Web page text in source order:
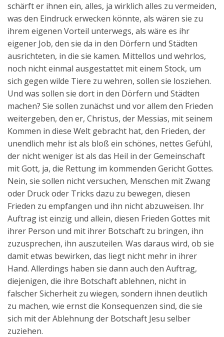
schärft er ihnen ein, alles, ja wirklich alles zu vermeiden,
was den Eindruck erwecken könnte, als wären sie zu
ihrem eigenen Vorteil unterwegs, als wäre es ihr
eigener Job, den sie da in den Dörfern und Städten
ausrichteten, in die sie kamen. Mittellos und wehrlos,
noch nicht einmal ausgestattet mit einem Stock, um
sich gegen wilde Tiere zu wehren, sollen sie losziehen.
Und was sollen sie dort in den Dörfern und Städten
machen? Sie sollen zunächst und vor allem den Frieden
weitergeben, den er, Christus, der Messias, mit seinem
Kommen in diese Welt gebracht hat, den Frieden, der
unendlich mehr ist als bloß ein schönes, nettes Gefühl,
der nicht weniger ist als das Heil in der Gemeinschaft
mit Gott, ja, die Rettung im kommenden Gericht Gottes.
Nein, sie sollen nicht versuchen, Menschen mit Zwang
oder Druck oder Tricks dazu zu bewegen, diesen
Frieden zu empfangen und ihn nicht abzuweisen. Ihr
Auftrag ist einzig und allein, diesen Frieden Gottes mit
ihrer Person und mit ihrer Botschaft zu bringen, ihn
zuzusprechen, ihn auszuteilen. Was daraus wird, ob sie
damit etwas bewirken, das liegt nicht mehr in ihrer
Hand. Allerdings haben sie dann auch den Auftrag,
diejenigen, die ihre Botschaft ablehnen, nicht in
falscher Sicherheit zu wiegen, sondern ihnen deutlich
zu machen, wie ernst die Konsequenzen sind, die sie
sich mit der Ablehnung der Botschaft Jesu selber
zuziehen.